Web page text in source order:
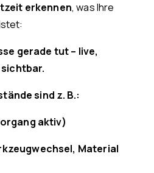
erkennen, was Ihre
gerade tut – live,
sind z. B.:
aktiv)
Material